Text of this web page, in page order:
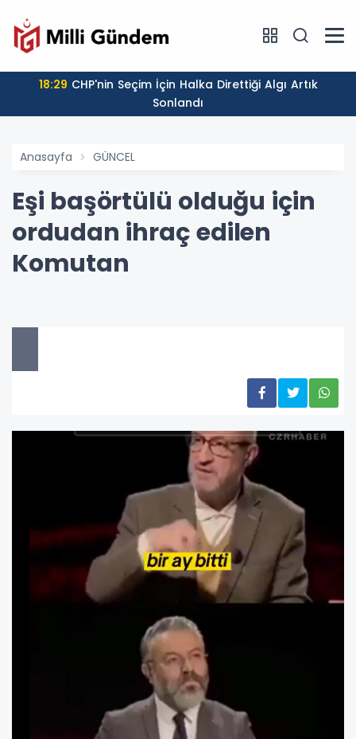
18:29
Sonlandı
Anasayfa GÜNCEL
Eşi başörtülü olduğu için
ordudan ihraç edilen
Komutan